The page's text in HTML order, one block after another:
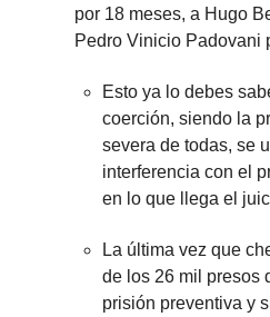
por 18 meses, a Hugo
Pedro Vinicio Padovani
Esto ya lo debes
coerción, siendo la
severa de todas, se
interferencia con el
en lo que llega el
La última vez que
de los 26 mil presos
prisión preventiva y